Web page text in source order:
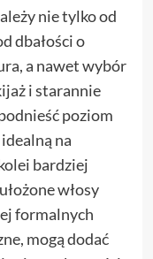
nie tylko od
dbałości o
a nawet wybór
i starannie
poziom
na
bardziej
włosy
formalnych
mogą dodać